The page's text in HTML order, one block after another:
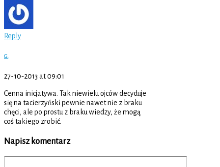
Reply
G.
27-10-2013 at 09:01
Cenna inicjatywa. Tak niewielu ojców decyduje
się na tacierzyński pewnie nawet nie z braku
chęci, ale po prostu z braku wiedzy, że mogą
coś takiego zrobić.
Napisz komentarz